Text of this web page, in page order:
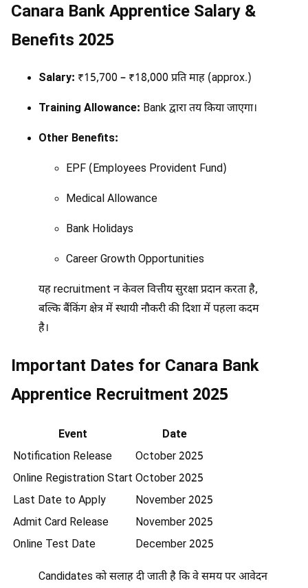
Canara Bank Apprentice Salary &
Benefits 2025
Salary: ₹15,700 – ₹18,000 प्रति माह (approx.)
Training Allowance: Bank द्वारा तय किया जाएगा।
Other Benefits:
EPF (Employees Provident Fund)
Medical Allowance
Bank Holidays
Career Growth Opportunities
यह recruitment न केवल वित्तीय सुरक्षा प्रदान करता है,
बल्कि बैंकिंग क्षेत्र में स्थायी नौकरी की दिशा में पहला कदम
है।
Important Dates for Canara Bank
Apprentice Recruitment 2025
Event
Date
Notification Release
October 2025
Online Registration Start October 2025
Last Date to Apply
November 2025
Admit Card Release
November 2025
Online Test Date
December 2025
Candidates को सलाह दी जाती है कि वे समय पर आवेदन